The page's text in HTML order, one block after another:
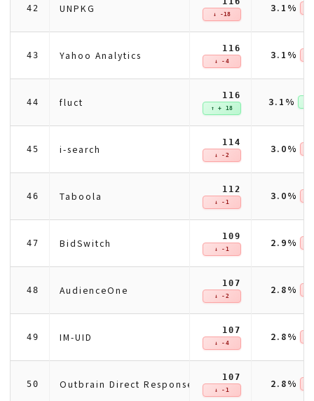
42 UNPKG ↓ -18 3.1%
43 Yahoo Analytics
116
↓ -4 3.1%
44 fluct
116
↑ + 18 3.1%
45 i-search
114
↓ -2 3.0%
46 Taboola
112
↓ -1 3.0%
47 BidSwitch
109
↓ -1 2.9%
48 AudienceOne
107
↓ -2 2.8%
49 IM-UID
107
↓ -4 2.8%
50 Outbrain Direct Response
107
↓ -1 2.8%